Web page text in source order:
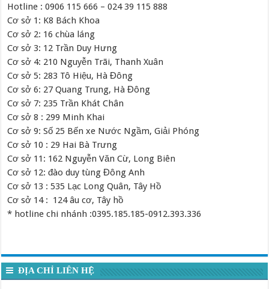
Hotline : 0906 115 666 – 024 39 115 888
Cơ sở 1: K8 Bách Khoa
Cơ sở 2: 16 chùa láng
Cơ sở 3: 12 Trần Duy Hưng
Cơ sở 4: 210 Nguyễn Trãi, Thanh Xuân
Cơ sở 5: 283 Tô Hiệu, Hà Đông
Cơ sở 6: 27 Quang Trung, Hà Đông
Cơ sở 7: 235 Trần Khát Chân
Cơ sở 8 : 299 Minh Khai
Cơ sở 9: Số 25 Bến xe Nước Ngầm, Giải Phóng
Cơ sở 10 : 29 Hai Bà Trưng
Cơ sở 11: 162 Nguyễn Văn Cừ, Long Biên
Cơ sở 12: đào duy tùng Đông Anh
Cơ sở 13 : 535 Lạc Long Quân, Tây Hồ
Cơ sở 14 : 124 âu cơ, Tây hồ
* hotline chi nhánh :0395.185.185-0912.393.336
ĐỊA CHỈ LIÊN HỆ